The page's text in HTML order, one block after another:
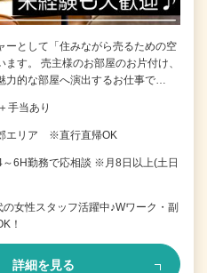
ーとして「住みながら売るための空
す。 売主様のお部屋のお片付け、
力的な部屋へ演出するお仕事で…
手当あり
エリア ※直行直帰OK
6H勤務で応相談 ※月8日以上(土日
女性スタッフ活躍中♪Wワーク・副
！
詳細を見る